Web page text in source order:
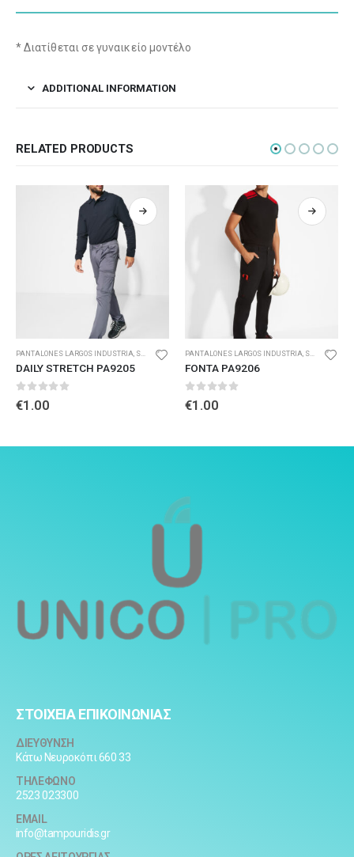
* Διατίθεται σε γυναικείο μοντέλο
ADDITIONAL INFORMATION
RELATED PRODUCTS
PANTALONES LARGOS INDUSTRIA, SERVICES SECTOR
DAILY STRETCH PA9205
0out of 5
€1.00
PANTALONES LARGOS INDUSTRIA, SERVICES SECTOR
FONTA PA9206
0out of 5
€1.00
ΣΤΟΙΧΕΙΑ ΕΠΙΚΟΙΝΩΝΙΑΣ
ΔΙΕΥΘΥΝΣΗ
Κάτω Νευροκόπι 660 33
ΤΗΛΕΦΩΝΟ
2523 023300
EMAIL
info@tampouridis.gr